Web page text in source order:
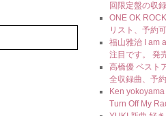
回限定盤の収
ONE OK
リスト、予約
福山雅治 I am
注目です。 発
高橋優 ベスト
全収録曲、予
Ken
Turn Off My